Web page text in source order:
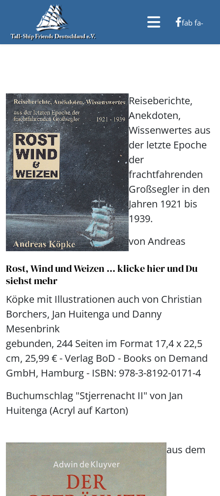
fab fa-
Rost, Wind und Weizen ... klicke hier und Du
siehst mehr
Reiseberichte,
Anekdoten,
Wissenwertes aus
der letzte Epoche
der
frachtfahrenden
Großsegler in den
Jahren 1921 bis
1939.
von Andreas
Köpke mit Illustrationen auch von Christian
Borchers, Jan Huitenga und Danny
Mesenbrink
gebunden, 244 Seiten im Format 17,4 x 22,5
cm, 25,99 € - Verlag BoD - Books on Demand
GmbH, Hamburg - ISBN: 978-3-8192-0171-4
Buchumschlag "Stjerrenacht II" von Jan
Huitenga (Acryl auf Karton)
aus dem